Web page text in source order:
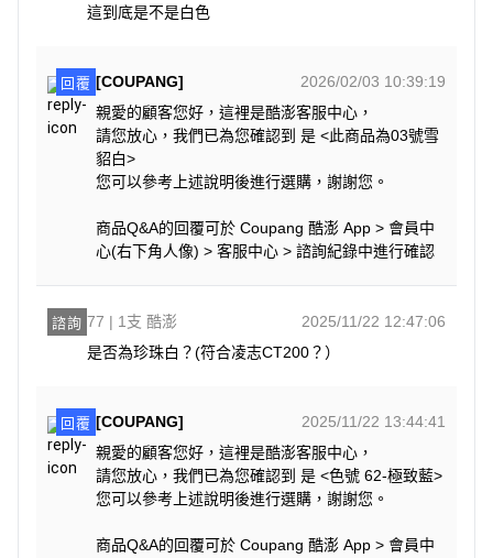
這到底是不是白色
回覆 [COUPANG]
2026/02/03 10:39:19
親愛的顧客您好，這裡是酷澎客服中心，
請您放心，我們已為您確認到 是 <此商品為03號雪
貂白>
您可以參考上述說明後進行選購，謝謝您。
商品Q&A的回覆可於 Coupang 酷澎 App > 會員中
心(右下角人像) > 客服中心 > 諮詢紀錄中進行確認
諮詢 77 | 1支 酷澎
2025/11/22 12:47:06
是否為珍珠白？(符合凌志CT200？）
回覆 [COUPANG]
2025/11/22 13:44:41
親愛的顧客您好，這裡是酷澎客服中心，
請您放心，我們已為您確認到 是 <色號 62-極致藍>
您可以參考上述說明後進行選購，謝謝您。
商品Q&A的回覆可於 Coupang 酷澎 App > 會員中